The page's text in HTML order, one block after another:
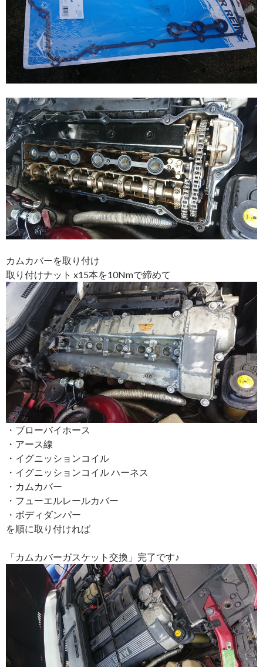
カムカバーを取り付け
取り付けナット x15本を10Nmで締めて
・ブローバイホース
・アース線
・イグニッションコイル
・イグニッションコイル ハーネス
・カムカバー
・フューエルレールカバー
・ボディダンパー
を順に取り付ければ
「カムカバーガスケット交換」完了です♪